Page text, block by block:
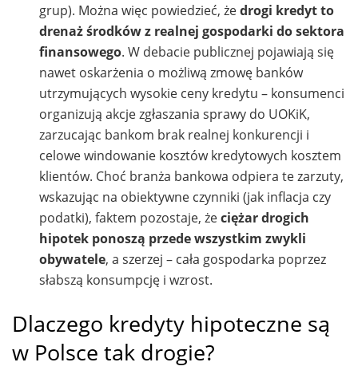
grup). Można więc powiedzieć, żedrogi kredyt to
drenaż środków z realnej gospodarki do sektora
finansowego. W debacie publicznej pojawiają się
nawet oskarżenia o możliwą zmowę banków
utrzymujących wysokie ceny kredytu – konsumenci
organizują akcje zgłaszania sprawy do UOKiK,
zarzucając bankom brak realnej konkurencji i
celowe windowanie kosztów kredytowych kosztem
klientów. Choć branża bankowa odpiera te zarzuty,
wskazując na obiektywne czynniki (jak inflacja czy
podatki), faktem pozostaje, żeciężar drogich
hipotek ponoszą przede wszystkim zwykli
obywatele, a szerzej – cała gospodarka poprzez
słabszą konsumpcję i wzrost.
Dlaczego kredyty hipoteczne są
w Polsce tak drogie?